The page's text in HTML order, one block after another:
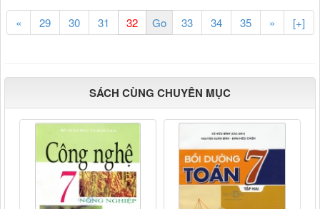
« 29 30 31 33 34 35 » [+]
SÁCH CÙNG CHUYÊN MỤC